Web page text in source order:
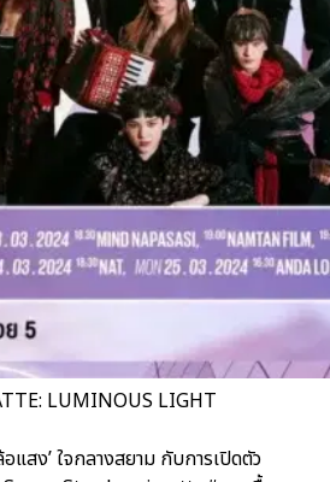
LUMINOUS LIGHT
สง’ ใจกลางสยาม กับการเปิดตัว